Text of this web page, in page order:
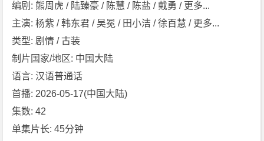
0
2
编剧: 熊周虎 / 陆臻豪 / 陈慧 / 陈盐 / 戴勇 / 更多...
主演: 杨紫 / 韩东君 / 吴冕 / 田小洁 / 徐百慧 / 更多...
类型: 剧情 / 古装
制片国家/地区: 中国大陆
语言: 汉语普通话
首播: 2026-05-17(中国大陆)
集数: 42
单集片长: 45分钟